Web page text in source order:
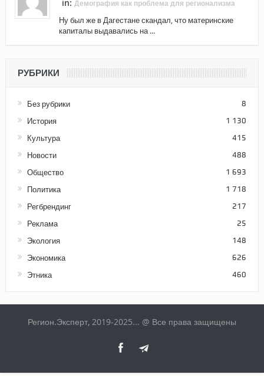
in: Демография как проблема для регионализма
Ну был же в Дагестане скандал, что материнские
капиталы выдавались на ...
РУБРИКИ
Без рубрики 8
История 1 130
Культура 415
Новости 488
Общество 1 693
Политика 1 718
Регбрендинг 217
Реклама 25
Экология 148
Экономика 626
Этника 460
Регион.Эксперт, 2019-2025... @ Все права защищены